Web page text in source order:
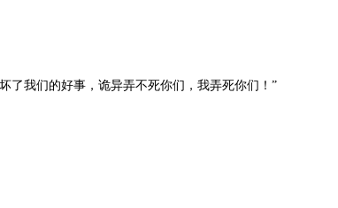
我们的好事，诡异弄不死你们，我弄死你们！”